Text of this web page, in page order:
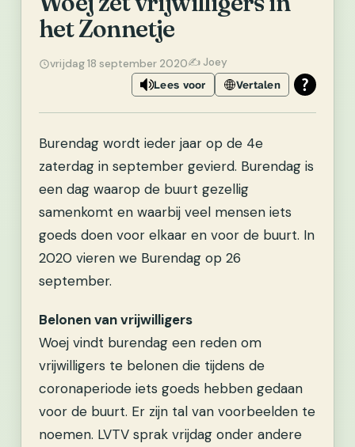
het Zonnetje
vrijdag 18 september 2020✍️ Joey
Lees voor Vertalen
Burendag wordt ieder jaar op de 4e
zaterdag in september gevierd. Burendag is
een dag waarop de buurt gezellig
samenkomt en waarbij veel mensen iets
goeds doen voor elkaar en voor de buurt. In
2020 vieren we Burendag op 26
september.
Belonen van vrijwilligers
Woej vindt burendag een reden om
vrijwilligers te belonen die tijdens de
coronaperiode iets goeds hebben gedaan
voor de buurt. Er zijn tal van voorbeelden te
noemen. LVTV sprak vrijdag onder andere